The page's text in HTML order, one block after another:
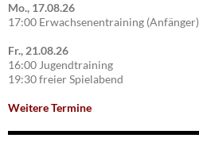
Mo., 17.08.26
17:00 Erwachsenentraining (Anfänger)
Fr., 21.08.26
16:00 Jugendtraining
19:30 freier Spielabend
Weitere Termine